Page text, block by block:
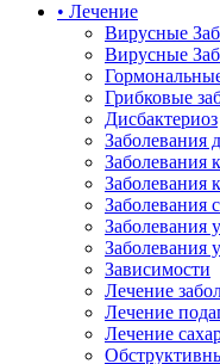
• Лечение
Вирусные
Вирусные
Грибковые
Дисбактериоз
Заболевания
Заболевания
Заболевания
Заболевания
Заболевания
Заболевания
Зависимости
Лечение
Лечение
Лечение